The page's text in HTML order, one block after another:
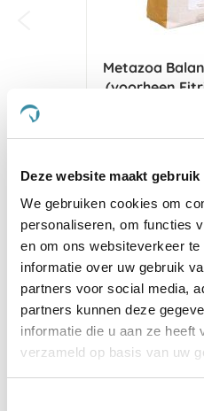
Deze website maakt
We gebruiken cookies om
personaliseren, om functies
en om ons websiteverkeer
informatie over uw gebruik
partners voor social media,
partners kunnen deze
informatie die u aan ze heeft
verzameld op basis van uw
Metazoa
(voorheen
Voeg toe
Anderen kochten ook